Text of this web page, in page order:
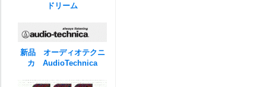
ドリーム
新品 オーディオテクニ
カ AudioTechnica